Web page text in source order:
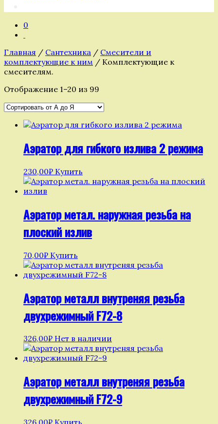
0
Главная / Сантехника / Смесители и
комплектующие к ним / Комплектующие к
смесителям.
Отображение 1–20 из 99
Аэратор для гибкого излива 2 режима
230,00₽ Купить
Аэратор метал. наружная резьба на
плоский излив
70,00₽ Купить
Аэратор металл внутреняя резьба
двухрежимный F72-8
326,00₽ Нет в наличии
Аэратор металл внутреняя резьба
двухрежимный F72-9